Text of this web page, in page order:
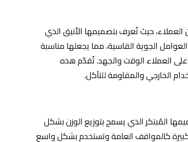
العملاء، حيث تُعرف بتصميمها الأنيق الذي
الجوية القاسية، مما يجعلها مناسبة
على العملاء الوقت والجهد. تُقدّم هذه
الخارجي والمقاومة للتآكل.
المُبتكر الذي يسمح بتوزيع الوزن بشكل
كالمواقف العامة وتستخدم بشكل واسع